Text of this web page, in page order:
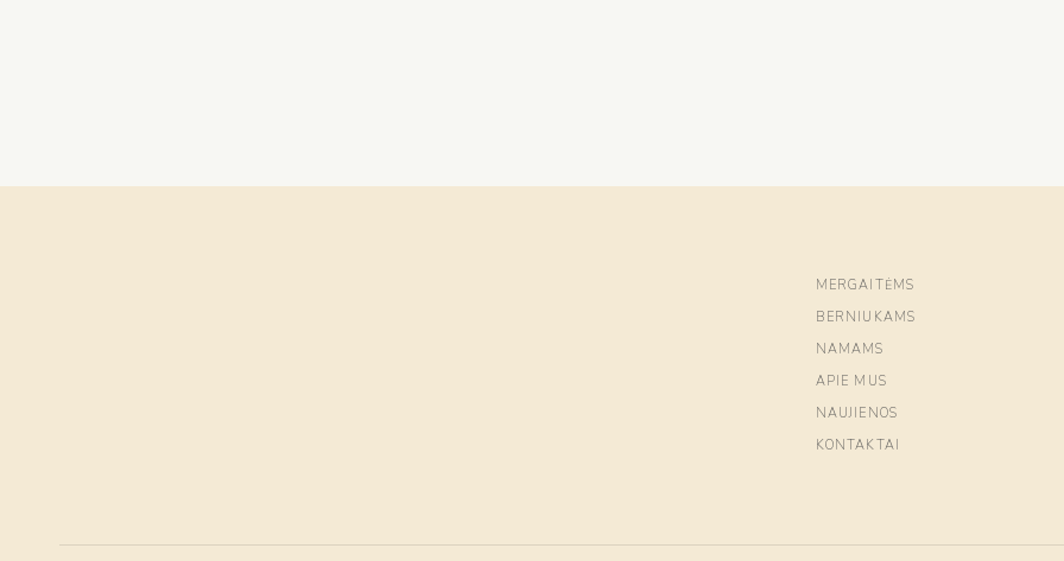
MERGAITĖMS
BERNIUKAMS
NAMAMS
APIE MUS
NAUJIENOS
KONTAKTAI